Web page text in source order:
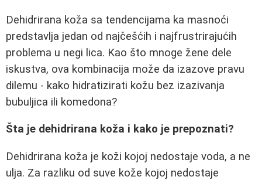
Dehidrirana koža sa tendencijama ka masnoći
predstavlja jedan od najčešćih i najfrustrirajućih
problema u negi lica. Kao što mnoge žene dele
iskustva, ova kombinacija može da izazove pravu
dilemu - kako hidratizirati kožu bez izazivanja
bubuljica ili komedona?
Šta je dehidrirana koža i kako je prepoznati?
Dehidrirana koža je koži kojoj nedostaje voda, a ne
ulja. Za razliku od suve kože kojoj nedostaje